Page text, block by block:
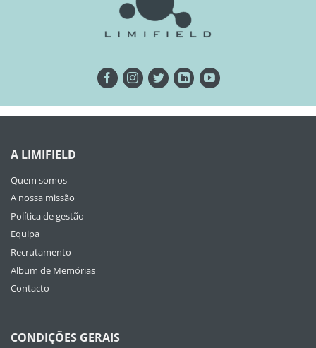
A LIMIFIELD
Quem somos
A nossa missão
Política de gestão
Equipa
Recrutamento
Album de Memórias
Contacto
CONDIÇÕES GERAIS